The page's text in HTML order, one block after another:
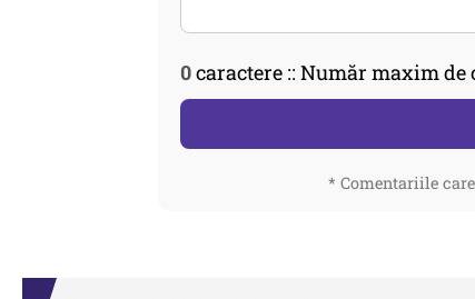
0caractere :: Număr maxim de
* Comentariile